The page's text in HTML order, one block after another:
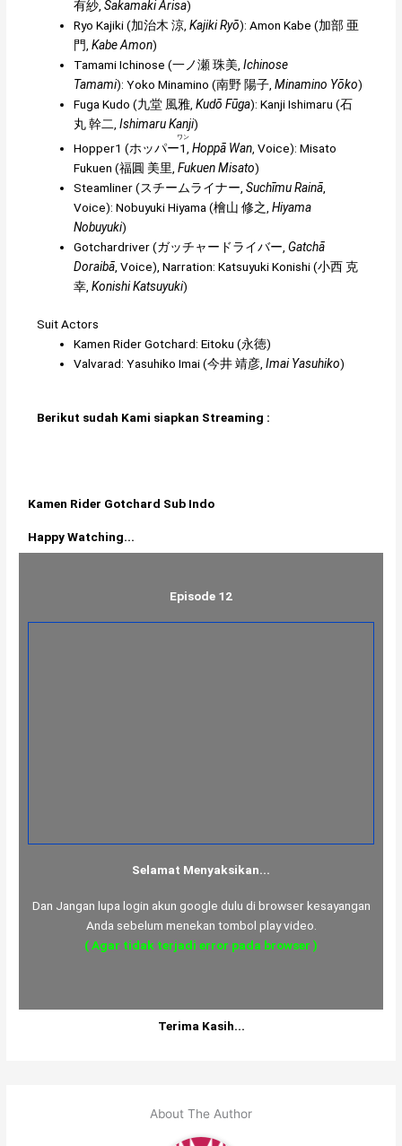
有紗 Sakamaki Arisa)
Ryo Kajiki (加治木 涼 Kajiki Ryō):Amon Kabe (加部 亜
門 Kabe Amon)
Tamami Ichinose (一ノ瀬 珠美 Ichinose
Tamami): Yoko Minamino (南野 陽子 Minamino Yōko)
Fuga Kudo (九堂 風雅 Kudō Fūga):Kanji Ishimaru (石
丸 幹二 Ishimaru Kanji)
Hopper1 (ホッパー1
ワン
Hoppā Wan , Voice): Misato
Fukuen (福圓 美里 Fukuen Misato)
Steamliner (スチームライナー Suchīmu Rainā
Voice): Nobuyuki Hiyama (檜山 修之 Hiyama
Nobuyuki)
Gotchardriver (ガッチャードライバー Gatchā
Doraibā , Voice), Narration: Katsuyuki Konishi (小西 克
幸 Konishi Katsuyuki)
Suit Actors
Kamen Rider Gotchard: Eitoku (永徳)
Valvarad: Yasuhiko Imai (今井 靖彦 Imai Yasuhiko)
Berikut sudah Kami siapkan Streaming :
Kamen Rider Gotchard Sub Indo
Happy Watching...
Episode 12
Selamat Menyaksikan...
Dan Jangan lupa login akun google dulu di browser kesayangan
Anda sebelum menekan tombol play video.
( Agar tidak terjadi error pada browser )
Terima Kasih...
About The Author